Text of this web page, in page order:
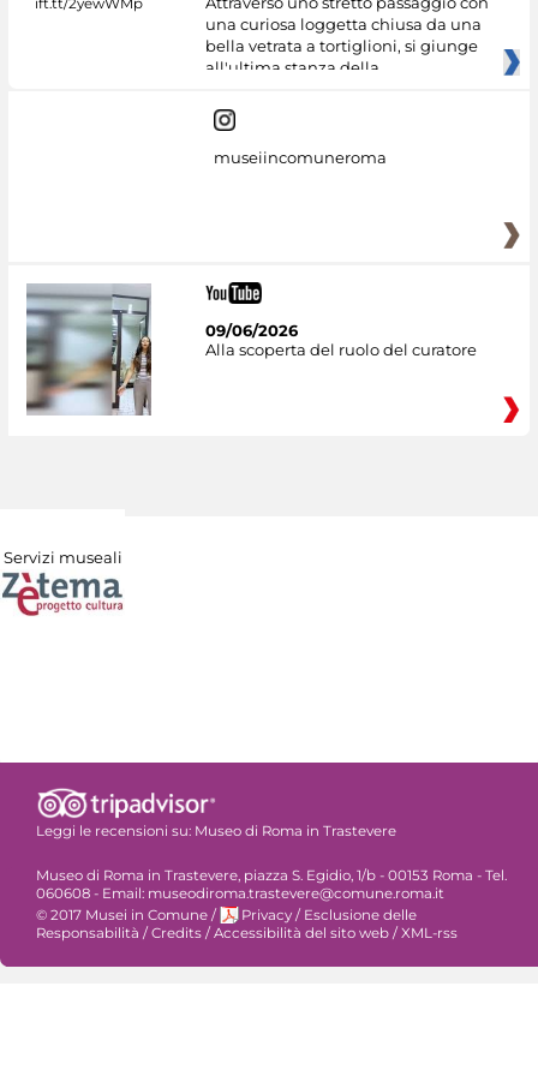
una curiosa loggetta chiusa da una
bella vetrata a tortiglioni, si giunge
all'ultima stanza della
museiincomuneroma
09/06/2026
Alla scoperta del ruolo del curatore
Servizi museali
Leggi le recensioni su: Museo di Roma in Trastevere
Museo di Roma in Trastevere, piazza S. Egidio, 1/b - 00153 Roma - Tel.
060608 - Email: museodiroma.trastevere@comune.roma.it
© 2017 Musei in Comune / Privacy / Esclusione delle
Responsabilità / Credits / Accessibilità del sito web / XML-rss